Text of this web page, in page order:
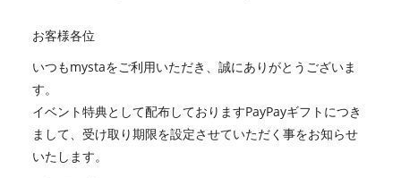
お客様各位
いつもmystaをご利用いただき、誠にありがとうございま
す。
イベント特典として配布しておりますPayPayギフトにつき
まして、受け取り期限を設定させていただく事をお知らせ
いたします。